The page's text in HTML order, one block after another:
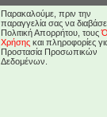
Παρακαλούμε, πριν την
παραγγελία σας να
Πολιτική Απορρήτου, τους
Χρήσηςκαι πληροφορίες
Προστασία Προσωπικών
Δεδομένων.